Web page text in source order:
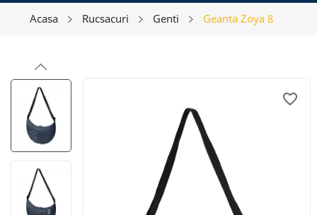
Acasa Rucsacuri Genti Geanta Zoya 8
favorite_border